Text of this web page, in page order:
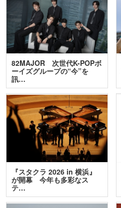
82MAJOR 次世代K-POPボ
ーイズグループの“今”を
訊…
『スタクラ 2026 in 横浜』
が開幕 今年も多彩なス
テ…